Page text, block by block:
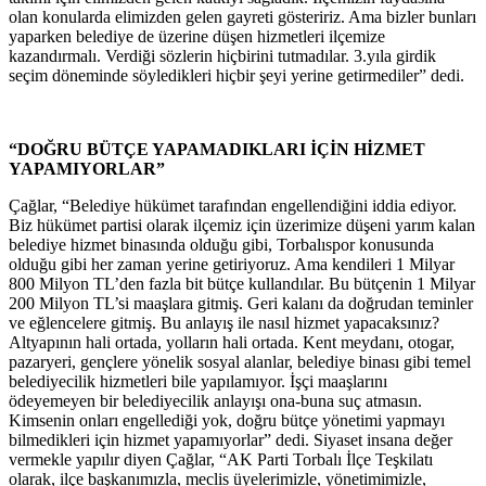
olan konularda elimizden gelen gayreti gösteririz. Ama bizler bunları
yaparken belediye de üzerine düşen hizmetleri ilçemize
kazandırmalı. Verdiği sözlerin hiçbirini tutmadılar. 3.yıla girdik
seçim döneminde söyledikleri hiçbir şeyi yerine getirmediler” dedi.
“DOĞRU BÜTÇE YAPAMADIKLARI İÇİN HİZMET
YAPAMIYORLAR”
Çağlar, “Belediye hükümet tarafından engellendiğini iddia ediyor.
Biz hükümet partisi olarak ilçemiz için üzerimize düşeni yarım kalan
belediye hizmet binasında olduğu gibi, Torbalıspor konusunda
olduğu gibi her zaman yerine getiriyoruz. Ama kendileri 1 Milyar
800 Milyon TL’den fazla bit bütçe kullandılar. Bu bütçenin 1 Milyar
200 Milyon TL’si maaşlara gitmiş. Geri kalanı da doğrudan teminler
ve eğlencelere gitmiş. Bu anlayış ile nasıl hizmet yapacaksınız?
Altyapının hali ortada, yolların hali ortada. Kent meydanı, otogar,
pazaryeri, gençlere yönelik sosyal alanlar, belediye binası gibi temel
belediyecilik hizmetleri bile yapılamıyor. İşçi maaşlarını
ödeyemeyen bir belediyecilik anlayışı ona-buna suç atmasın.
Kimsenin onları engellediği yok, doğru bütçe yönetimi yapmayı
bilmedikleri için hizmet yapamıyorlar” dedi. Siyaset insana değer
vermekle yapılır diyen Çağlar, “AK Parti Torbalı İlçe Teşkilatı
olarak, ilçe başkanımızla, meclis üyelerimizle, yönetimimizle,